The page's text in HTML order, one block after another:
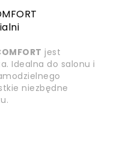
jest
Idealna do salonu i
niezbędne